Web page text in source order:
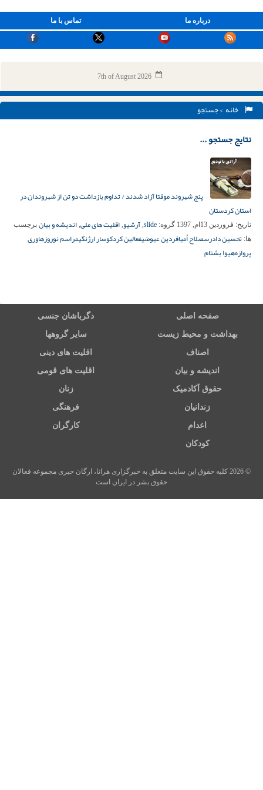
تماس با ما درباره ما
7th of August 2026
خانه > جستجو
نتایج جستجو ...
پنج شهروند موقتا آزاد شدند / تداوم بازداشت دو تن از شهروندان در
استان کردستان
تاریخ: فروردین 13ام, 1397 گروه: slide
, آرشیو, اقلیت های ملی, اندیشه و بیان برچسب
ها: تحسین دادرسصلاح اُمیافردین عیوضیفعالین کردکوسار ارژنگیمراسم نوروزهاوری
پروازەهیوا بشتام
صفحه اصلی دگرباشان جنسی
بهداشت و محیط زیست سایر گروهها
اصناف اقلیت های دینی
اندیشه و بیان اقلیت های قومی
حقوق آکادمیک زنان
زندانیان فرهنگی
اعدام کارگران
کودکان
© 2026 کلیه حقوق این سایت متعلق به خبرگزاری هرانا، ارگان خبری مجموعه فعالان
حقوق بشر در ایران است